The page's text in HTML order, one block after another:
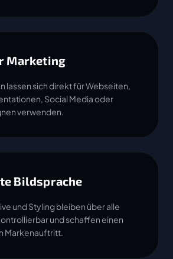
Marketing
lassen sich direkt für Webseiten,
Social Media oder
verwenden.
Bildsprache
und Styling bleiben über alle
und schaffen einen
Markenauftritt.